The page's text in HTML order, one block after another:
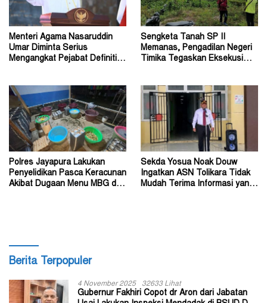
Menteri Agama Nasaruddin
Umar Diminta Serius
Mengangkat Pejabat Definitif
Sengketa Tanah SP II
Memanas, Pengadilan Negeri
Timika Tegaskan Eksekusi
Polres Jayapura Lakukan
Penyelidikan Pasca Keracunan
Akibat Dugaan Menu MBG di
Sekda Yosua Noak Douw
Ingatkan ASN Tolikara Tidak
Mudah Terima Informasi yang
Berita Terpopuler
4 November 2025 32633 Lihat
Gubernur Fakhiri Copot dr Aron dari Jabatan